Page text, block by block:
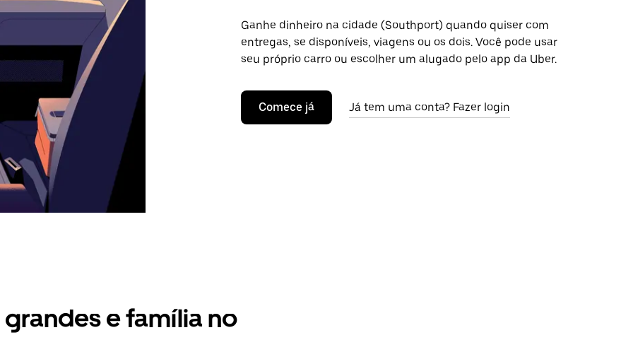
Ganhe dinheiro na cidade (Southport) quando quiser com
entregas, se disponíveis, viagens ou os dois. Você pode usar
seu próprio carro ou escolher um alugado pelo app da Uber.
Comece já Já tem uma conta? Fazer login
e família no